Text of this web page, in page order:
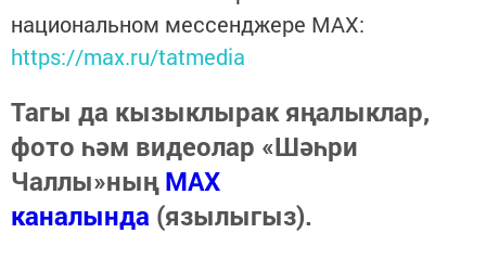
национальном мессенджере MАХ:
https://max.ru/tatmedia
Тагы да кызыклырак яңалыклар,
фото һәм видеолар «Шәһри
Чаллы»ныңMAX
каналында (язылыгыз).